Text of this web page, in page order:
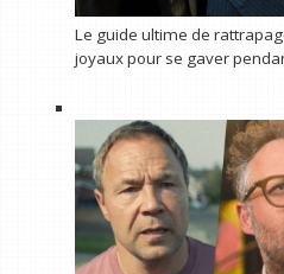
Le guide ultime de
joyaux pour se gaver